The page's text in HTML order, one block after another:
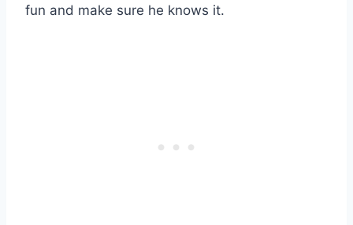
fun and make sure he knows it.